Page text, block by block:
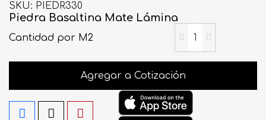
SKU PIEDR330
Piedra Basaltina Mate Lámina
Cantidad por M2
Agregar a Cotización